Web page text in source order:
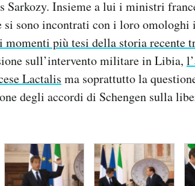
Sarkozy. Insieme a lui i ministri
si sono incontrati con i loro
momenti più tesi della storia recente
sull’intervento militare in Libia,
Lactalis ma soprattutto la
degli accordi di Schengen sulla